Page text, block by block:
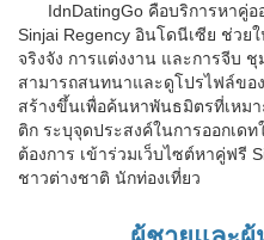
IdnDatingGo คือบริการหาคู่
Sinjai Regency อินโดนีเซีย ช่ว
จริงจัง การแต่งงาน และการจีบ
สามารถสนทนาและดูโปรไฟล์ขอ
สร้างขึ้นเพื่อค้นหาพันธมิตรที่เห
ติก ระบุจุดประสงค์ในการออกเด
ต้องการ เข้าร่วมเว็บไซต์หาคู่ฟรี
ชาวต่างชาติ นักท่องเที่ยว